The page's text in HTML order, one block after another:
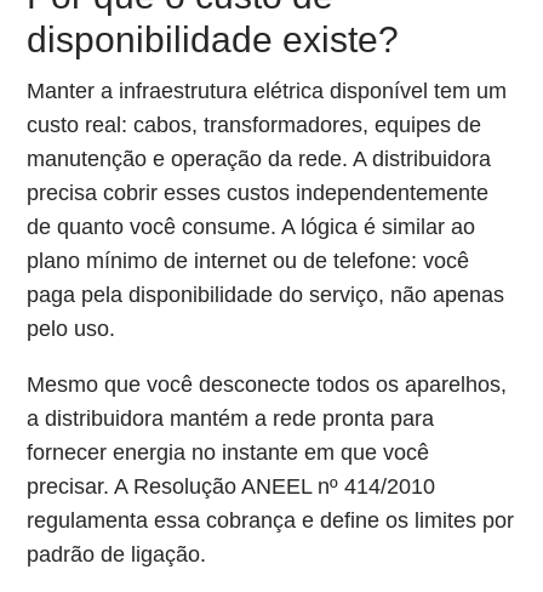
disponibilidade existe?
Manter a infraestrutura elétrica disponível tem um
custo real: cabos, transformadores, equipes de
manutenção e operação da rede. A distribuidora
precisa cobrir esses custos independentemente
de quanto você consume. A lógica é similar ao
plano mínimo de internet ou de telefone: você
paga pela disponibilidade do serviço, não apenas
pelo uso.
Mesmo que você desconecte todos os aparelhos,
a distribuidora mantém a rede pronta para
fornecer energia no instante em que você
precisar. A Resolução ANEEL nº 414/2010
regulamenta essa cobrança e define os limites por
padrão de ligação.